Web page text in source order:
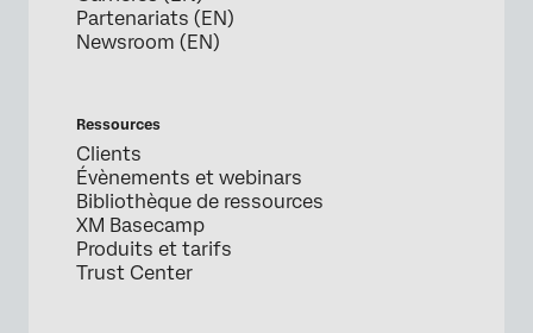
Partenariats (EN)
Newsroom (EN)
Ressources
Clients
Évènements et webinars
Bibliothèque de ressources
XM Basecamp
Produits et tarifs
Trust Center